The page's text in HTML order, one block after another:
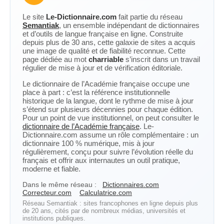
Le site Le-Dictionnaire.com fait partie du réseau
Semantiak, un ensemble indépendant de dictionnaires
et d’outils de langue française en ligne. Construite
depuis plus de 30 ans, cette galaxie de sites a acquis
une image de qualité et de fiabilité reconnue. Cette
page dédiée au mot charriable s’inscrit dans un travail
régulier de mise à jour et de vérification éditoriale.
Le dictionnaire de l’Académie française occupe une
place à part : c’est la référence institutionnelle
historique de la langue, dont le rythme de mise à jour
s’étend sur plusieurs décennies pour chaque édition.
Pour un point de vue institutionnel, on peut consulter le
dictionnaire de l’Académie française. Le-
Dictionnaire.com assume un rôle complémentaire : un
dictionnaire 100 % numérique, mis à jour
régulièrement, conçu pour suivre l’évolution réelle du
français et offrir aux internautes un outil pratique,
moderne et fiable.
Dans le même réseau :
Dictionnaires.com
Correcteur.com
Calculatrice.com
Réseau Semantiak : sites francophones en ligne depuis plus
de 20 ans, cités par de nombreux médias, universités et
institutions publiques.